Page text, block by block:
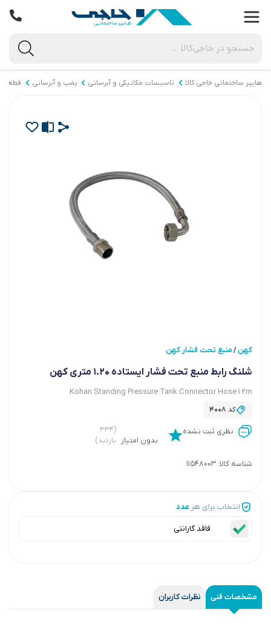
هایپر ساختمانی خاجی‌ کالا تاسیسات مکانیکی و آبرسانی پمپ و آبرسانی
کهن/منبع تحت فشار کهن
شلنگ رابط منبع تحت فشار ایستاده ۱.۲۰ متری کهن
Kohan Standing Pressure Tank Connector Hose 1.2m
کد 4008
نظری ثبت نشده
بدون امتیاز
(۳۳۴
بازدید)
شناسه کالا: 11548003
انتخاب برای هر عدد
فاقد گارانتی
مشخصات فنی نظرات کاربران